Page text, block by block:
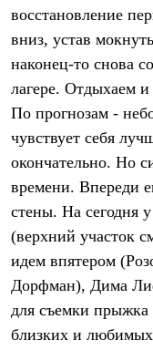
Толстовки
Брюки
Женская одежда
Утепленная пухом
Куртки
Жилеты
Утепленная
Брюки
Штормовая одежда
Куртки
Софтшелл одежда
Куртки
Брюки
Лёгкая одежда
Рубашки
Футболки
восстановление
вниз, устав
наконец-то снова
лагере. Отдыхаем и
По прогнозам -
чувствует себя
окончательно. Но
времени. Впереди
стены. На сегодня
(верхний участок
идем впятером
Дорфман), Дима
для съемки
близких и